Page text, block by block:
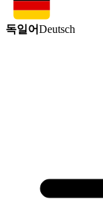
독일어Deutsch